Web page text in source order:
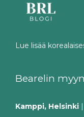
Lue lisää
Bearelin
Kamppi, Helsinki